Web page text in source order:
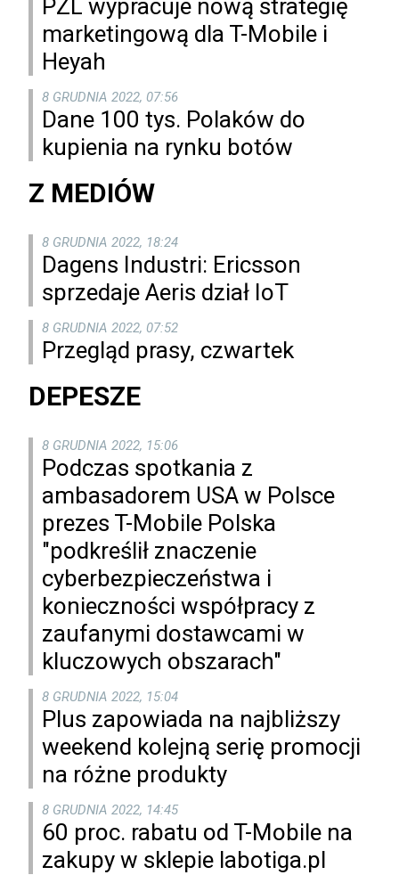
PZL wypracuje nową strategię
marketingową dla T-Mobile i
Heyah
8 GRUDNIA 2022, 07:56
Dane 100 tys. Polaków do
kupienia na rynku botów
Z MEDIÓW
8 GRUDNIA 2022, 18:24
Dagens Industri: Ericsson
sprzedaje Aeris dział IoT
8 GRUDNIA 2022, 07:52
Przegląd prasy, czwartek
DEPESZE
8 GRUDNIA 2022, 15:06
Podczas spotkania z
ambasadorem USA w Polsce
prezes T-Mobile Polska
"podkreślił znaczenie
cyberbezpieczeństwa i
konieczności współpracy z
zaufanymi dostawcami w
kluczowych obszarach"
8 GRUDNIA 2022, 15:04
Plus zapowiada na najbliższy
weekend kolejną serię promocji
na różne produkty
8 GRUDNIA 2022, 14:45
60 proc. rabatu od T-Mobile na
zakupy w sklepie labotiga.pl